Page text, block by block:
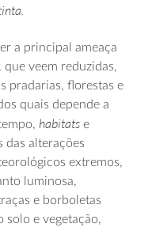
a principal ameaça
que veem reduzidas,
pradarias, florestas e
quais depende a
habitats e
das alterações
extremos,
luminosa,
e borboletas
solo e vegetação,